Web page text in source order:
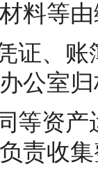
料等
证、账
公室
等资产
责收